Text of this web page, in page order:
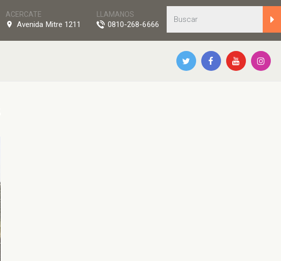
LLAMANOS
0810-268-6666
ACERCATE
Avenida Mitre 1211